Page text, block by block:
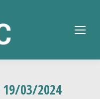
19/03/2024